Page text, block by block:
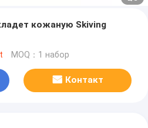
кожаную Skiving
MOQ：1 набор
Контакт